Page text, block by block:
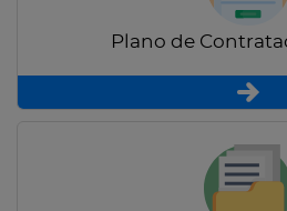
Plano de